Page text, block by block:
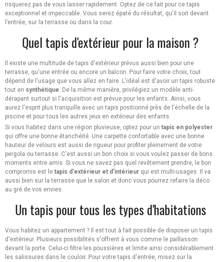
risquerez pas de vous lasser rapidement. Optez de ce fait pour ce tapis
exceptionnel et impeccable. Vous serez épaté du résultat, qu'il soit devant
l’entrée, sur la terrasse ou dans la cour.
Quel tapis d'extérieur pour la maison ?
Il existe une multitude de tapis d'extérieur prévus aussi bien pour une
terrasse, qu'une entrée ou encore un balcon. Pour faire votre choix, tout
dépend de l'usage que vous allez en faire. L'idéal est d'avoir un tapis robuste
tout en synthétique. De la même manière, privilégiez un modèle anti-
dérapant surtout si l'acquisition est prévue pour les enfants. Ainsi, vous
aurez l'esprit plus tranquille avec un tapis positionné près de l'échelle de la
piscine et pour tous les autres jeux en extérieur des enfants.
Si vous habitez dans une région pluvieuse, optez pour un tapis en polyester
qui offre une bonne étanchéité. Une carpette confortable avec une bonne
hauteur de velours est aussi de rigueur pour profiter pleinement de votre
pergola ou terrasse. C'est aussi un bon choix si vous voulez passer de bons
moments entre amis. Si vous ne savez pas quel revêtement prendre, le bon
compromis est le tapis d'extérieur et d'intérieur qui est multi-usages. Il va
aussi bien sur la terrasse que le salon et donc vous pourrez refaire la déco
au gré de vos envies.
Un tapis pour tous les types d'habitations
Vous habitez un appartement ? Il est tout à fait possible de disposer un tapis
d'extérieur. Plusieurs possibilités s'offrent à vous comme le paillasson
devant la porte. Celui-ci filtre les poussières et limite ainsi considérablement
les salissures dans le couloir. Pour votre tapis d'entrée, misez sur la